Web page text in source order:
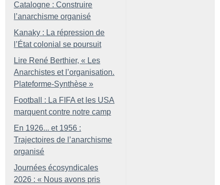
Catalogne : Construire
l’anarchisme organisé
Kanaky : La répression de
l’État colonial se poursuit
Lire René Berthier, « Les
Anarchistes et l’organisation.
Plateforme-Synthèse »
Football : La FIFA et les USA
marquent contre notre camp
En 1926... et 1956 :
Trajectoires de l’anarchisme
organisé
Journées écosyndicales
2026 : « Nous avons pris